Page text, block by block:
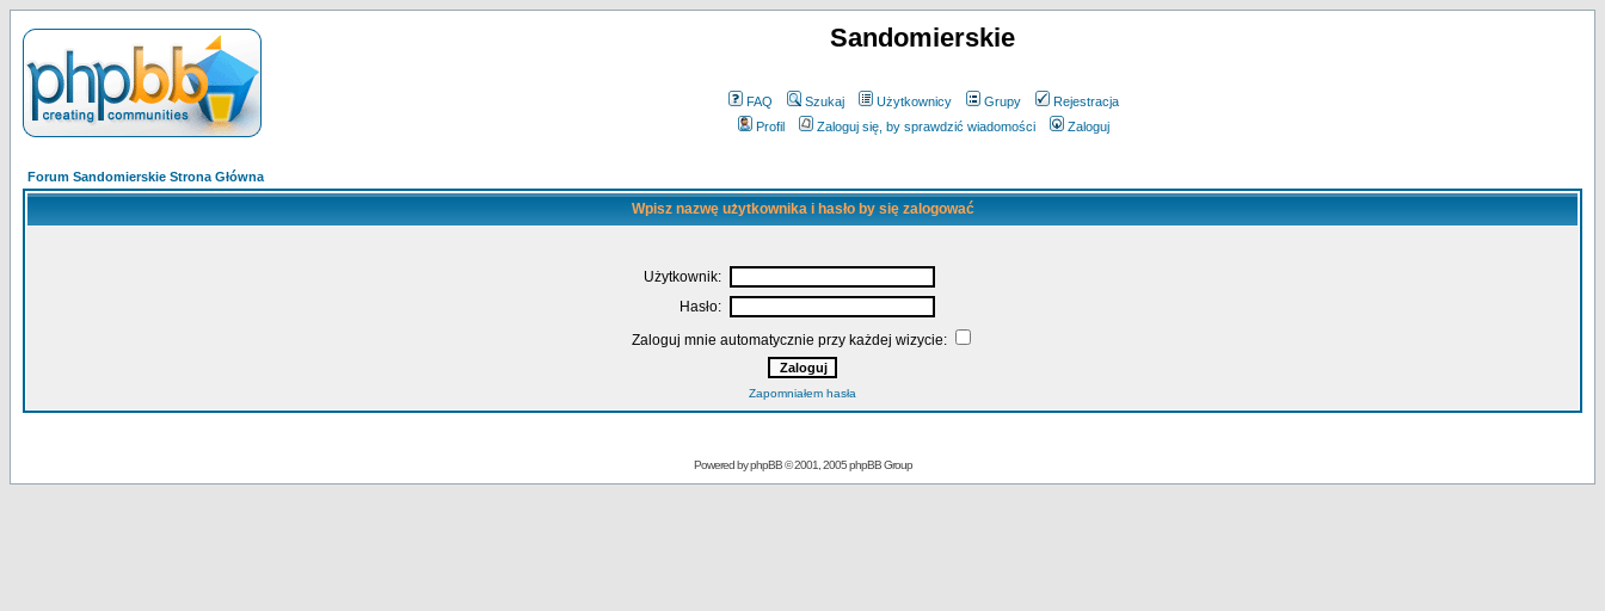
Sandomierskie
FAQ Szukaj Użytkownicy Grupy
Rejestracja
Profil
Zaloguj się, by sprawdzić wiadomości Zaloguj
Forum Sandomierskie Strona Główna
Wpisz nazwę użytkownika i hasło by się zalogować
Użytkownik:
Hasło:
Zaloguj mnie automatycznie przy każdej wizycie:
Zapomniałem hasła
Powered byphpBB© 2001, 2005 phpBB Group